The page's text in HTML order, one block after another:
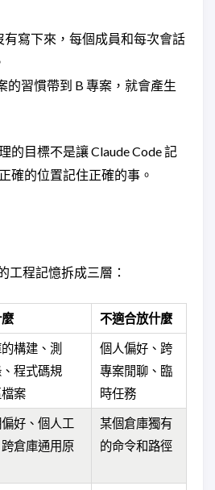
有寫下來，每個成員和每次會話
的習慣帶到 B 專案，就會產生
的目標不是讓 Claude Code 記
確的位置記住正確的事。
工程記憶拆成三層：
不適合放什麼
構建、測
程式碼規
案
個人偏好、跨
專案閒聊、臨
時任務
好、個人工
倉庫通用原
某個倉庫獨有
的命令和路徑